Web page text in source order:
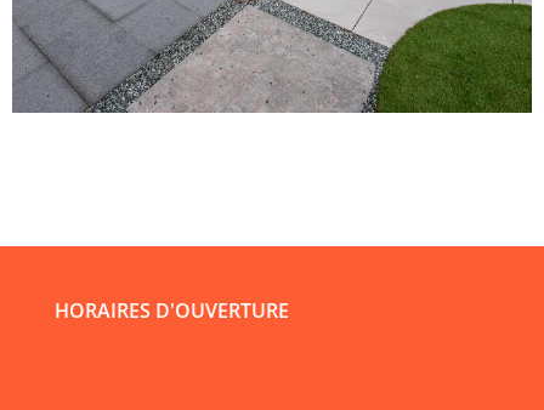
HORAIRES D'OUVERTURE